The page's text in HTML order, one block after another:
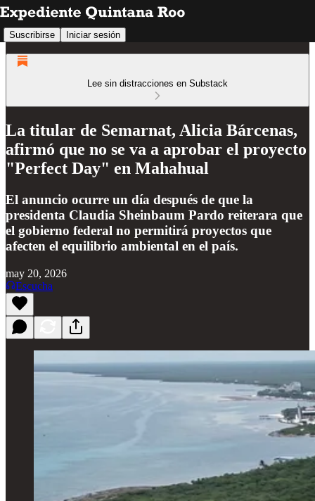
Suscribirse Iniciar sesión
Lee sin distracciones en Substack
La titular de Semarnat, Alicia Bárcenas,
afirmó que no se va a aprobar el proyecto
"Perfect Day" en Mahahual
El anuncio ocurre un día después de que la
presidenta Claudia Sheinbaum Pardo reiterara que
el gobierno federal no permitirá proyectos que
afecten el equilibrio ambiental en el país.
may 20, 2026
Escucha